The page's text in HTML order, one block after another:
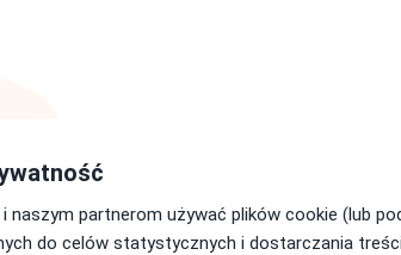
naszym partnerom używać plików cookie (lub
do celów statystycznych i dostarczania